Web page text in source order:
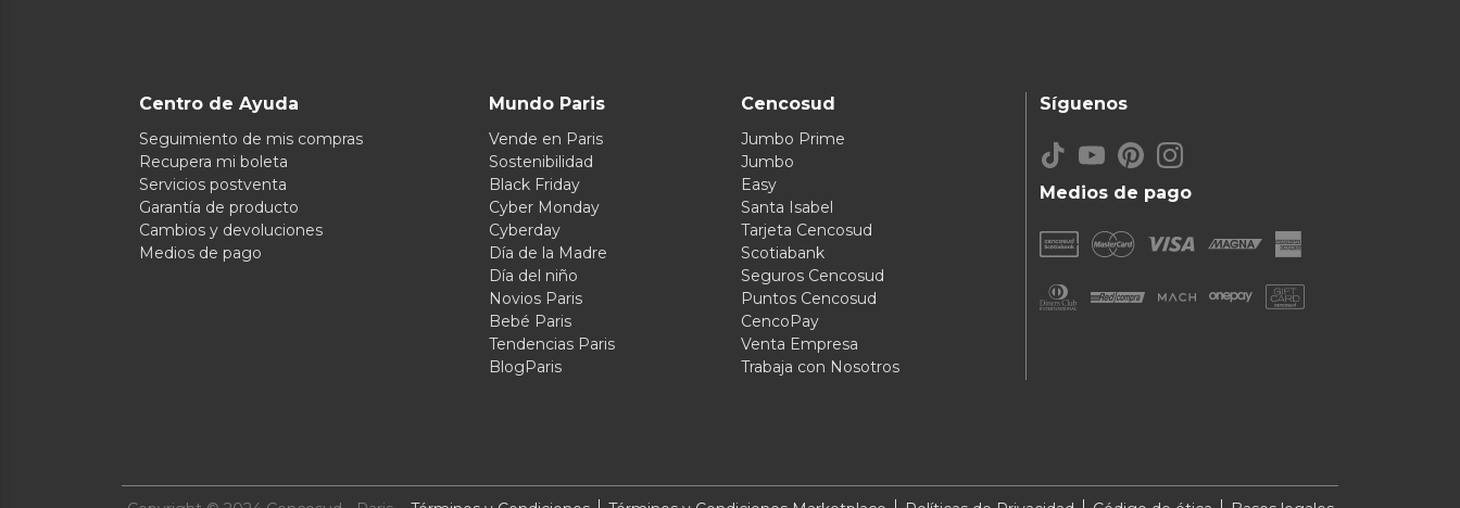
Centro de Ayuda
Seguimiento de mis compras
Recupera mi boleta
Servicios postventa
Garantía de producto
Cambios y devoluciones
Medios de pago
Mundo Paris
Vende en Paris
Sostenibilidad
Black Friday
Cyber Monday
Cyberday
Día de la Madre
Día del niño
Novios Paris
Bebé Paris
Tendencias Paris
BlogParis
Cencosud
Jumbo Prime
Jumbo
Easy
Santa Isabel
Tarjeta Cencosud
Scotiabank
Seguros Cencosud
Puntos Cencosud
CencoPay
Venta Empresa
Trabaja con Nosotros
Medios de pago
Síguenos